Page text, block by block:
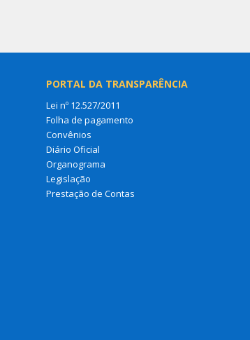
PORTAL DA TRANSPARÊNCIA
Lei nº 12.527/2011
Folha de pagamento
Convênios
Diário Oficial
Organograma
Legislação
Prestação de Contas